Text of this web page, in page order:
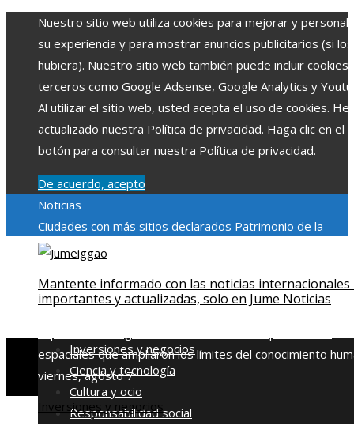
Nuestro sitio web utiliza cookies para mejorar y
su experiencia y para mostrar anuncios publicitarios (si los
hubiera). Nuestro sitio web también puede incluir cookies
terceros como Google Adsense, Google Analytics y
Al utilizar el sitio web, usted acepta el uso de cookies.
actualizado nuestra Política de privacidad. Haga clic en el
botón para consultar nuestra Política de privacidad.
De acuerdo, acepto
Noticias
Ciudades con más sitios declarados Patrimonio de la
Humanidad y su importancia
la inversión productiva y reducir la fragmentación
en Bosnia y Herzegovina
La gran depresión de 1929 y su
espaciales que ampliaron los límites del conocimiento
viernes, agosto 7
Mantente informado con las noticias internacionales
importantes y actualizadas, solo en Jume Noticias
Inversiones y negocios
Ciencia y tecnología
Cultura y ocio
Responsabilidad social
Inversiones y negocios